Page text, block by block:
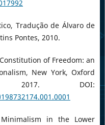
Tradução de Álvaro de
Pontes, 2010.
of Freedom: an
New York, Oxford
2017. DOI:
Minimalism in the Lower